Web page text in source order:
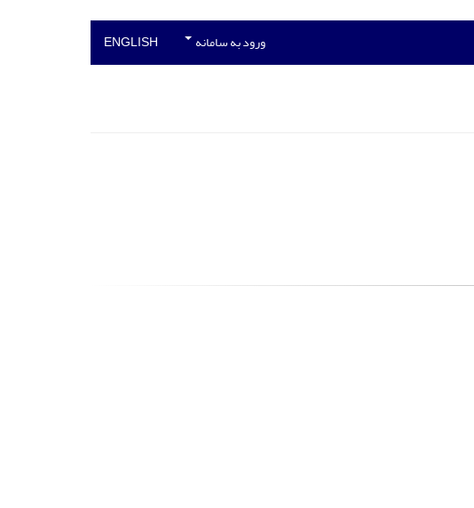
ورود به سامانه ENGLISH